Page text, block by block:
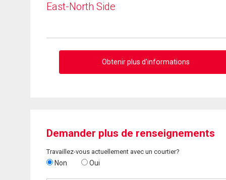
East-North Side
Obtenir plus d'informations
Demander plus de renseignements
Travaillez-vous actuellement avec un courtier?
Non Oui